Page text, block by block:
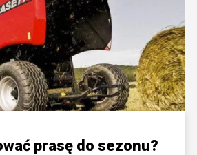
prasę do sezonu?